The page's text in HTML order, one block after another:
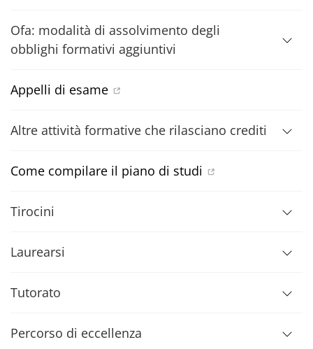
Ofa: modalità di assolvimento degli
obblighi formativi aggiuntivi
Appelli di esame
Altre attività formative che rilasciano crediti
Come compilare il piano di studi
Tirocini
Laurearsi
Tutorato
Percorso di eccellenza